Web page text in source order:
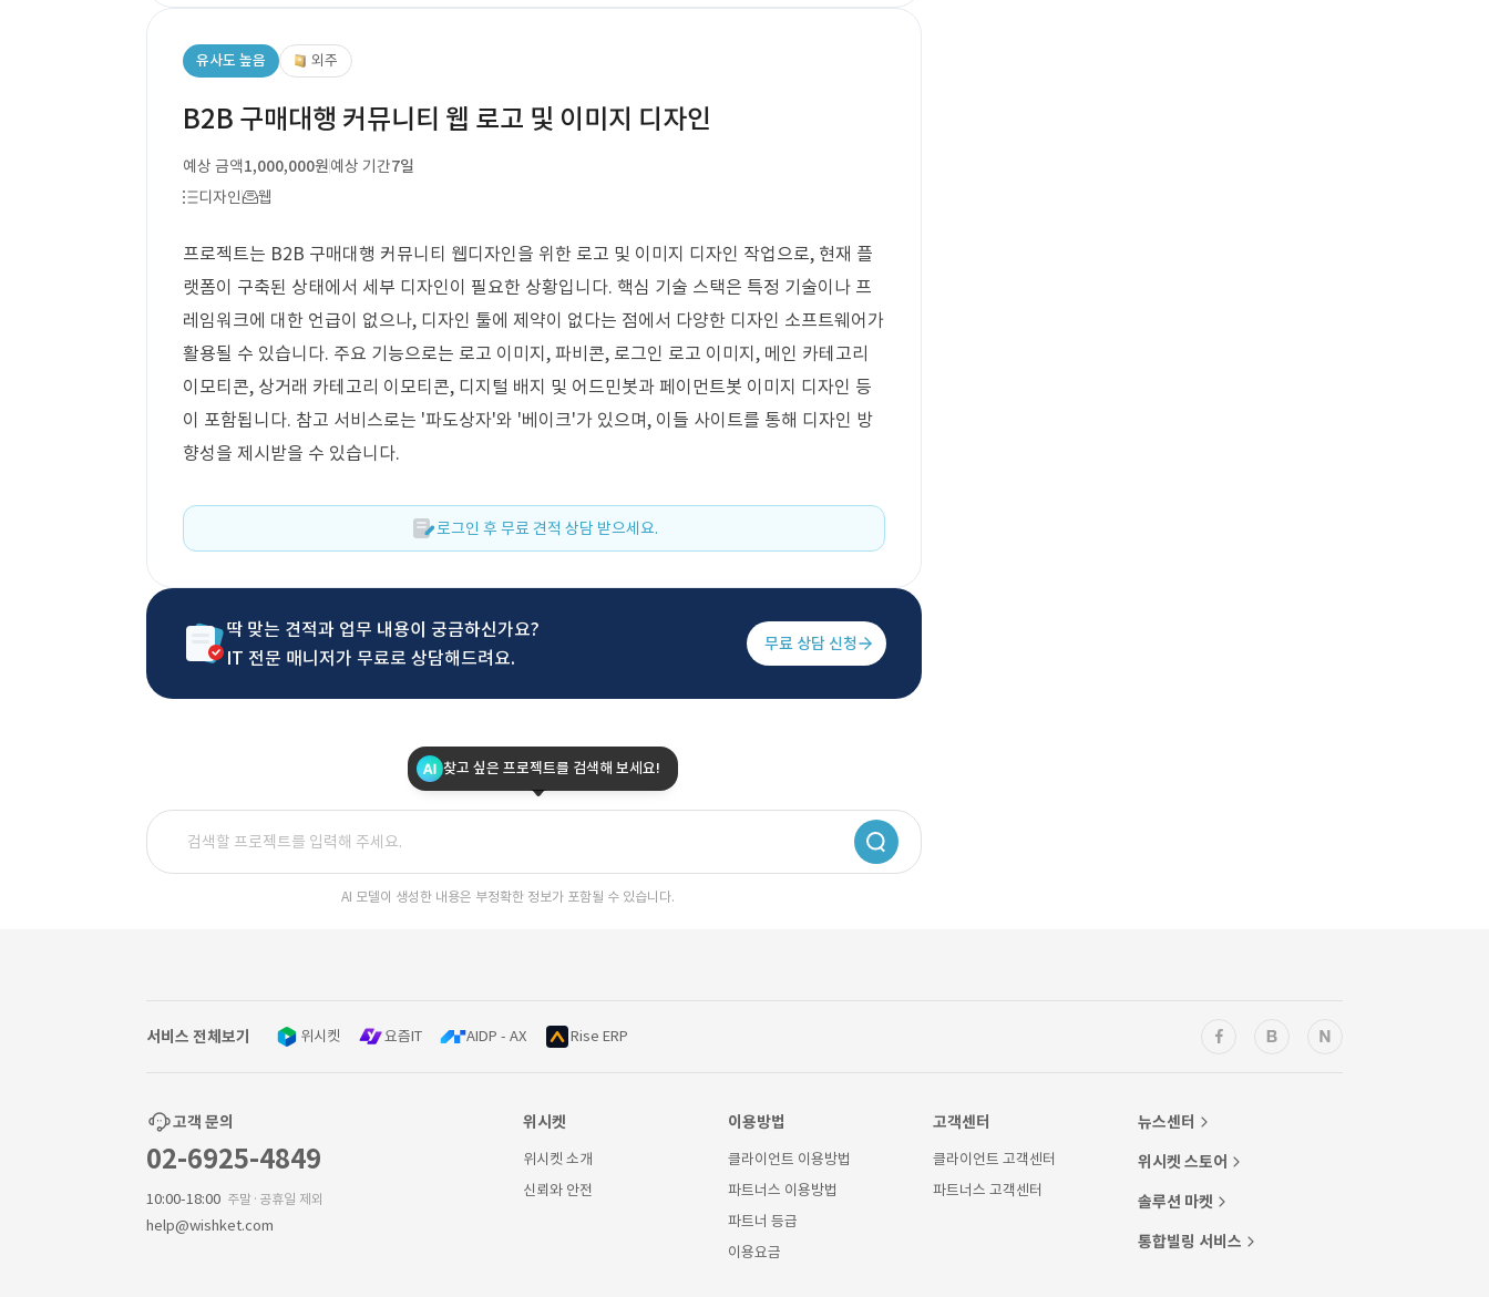
유사도 높음 외주
B2B 구매대행 커뮤니티 웹 로고 및 이미지 디자인
예상 금액1,000,000원예상 기간7일
디자인
웹
프로젝트는 B2B 구매대행 커뮤니티 웹디자인을 위한 로고 및 이미지 디자인 작업으로, 현재 플
랫폼이 구축된 상태에서 세부 디자인이 필요한 상황입니다. 핵심 기술 스택은 특정 기술이나 프
레임워크에 대한 언급이 없으나, 디자인 툴에 제약이 없다는 점에서 다양한 디자인 소프트웨어가
활용될 수 있습니다. 주요 기능으로는 로고 이미지, 파비콘, 로그인 로고 이미지, 메인 카테고리
이모티콘, 상거래 카테고리 이모티콘, 디지털 배지 및 어드민봇과 페이먼트봇 이미지 디자인 등
이 포함됩니다. 참고 서비스로는 '파도상자'와 '베이크'가 있으며, 이들 사이트를 통해 디자인 방
향성을 제시받을 수 있습니다.
로그인 후 무료 견적 상담 받으세요.
딱 맞는 견적과 업무 내용이 궁금하신가요?
IT 전문 매니저가 무료로 상담해드려요.
무료 상담 신청
찾고 싶은 프로젝트를 검색해 보세요!
AI 모델이 생성한 내용은 부정확한 정보가 포함될 수 있습니다.
서비스 전체보기 위시켓 요즘IT AIDP - AX Rise ERP
고객 문의
02-6925-4849
10:00-18:00 주말·공휴일 제외
help@wishket.com
위시켓
위시켓 소개
신뢰와 안전
이용방법
클라이언트 이용방법
파트너스 이용방법
파트너 등급
이용요금
고객센터
클라이언트 고객센터
파트너스 고객센터
뉴스센터
위시켓 스토어
솔루션 마켓
통합빌링 서비스